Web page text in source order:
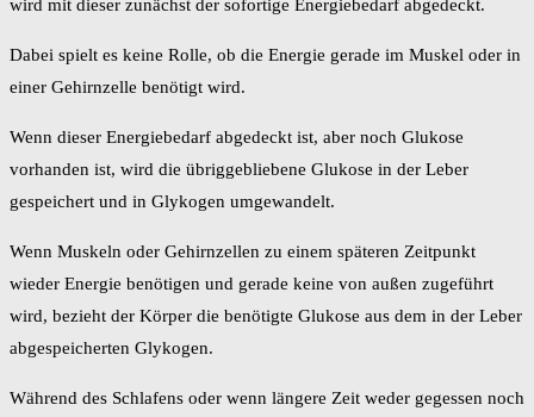
wird mit dieser zunächst der sofortige Energiebedarf abgedeckt.
Dabei spielt es keine Rolle, ob die Energie gerade im Muskel oder in
einer Gehirnzelle benötigt wird.
Wenn dieser Energiebedarf abgedeckt ist, aber noch Glukose
vorhanden ist, wird die übriggebliebene Glukose in der Leber
gespeichert und in Glykogen umgewandelt.
Wenn Muskeln oder Gehirnzellen zu einem späteren Zeitpunkt
wieder Energie benötigen und gerade keine von außen zugeführt
wird, bezieht der Körper die benötigte Glukose aus dem in der Leber
abgespeicherten Glykogen.
Während des Schlafens oder wenn längere Zeit weder gegessen noch